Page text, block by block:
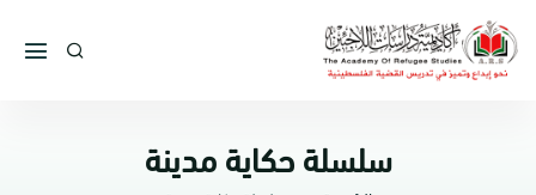
سلسلة حكاية مدينة